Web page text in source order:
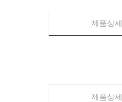
제품상세
제품상세